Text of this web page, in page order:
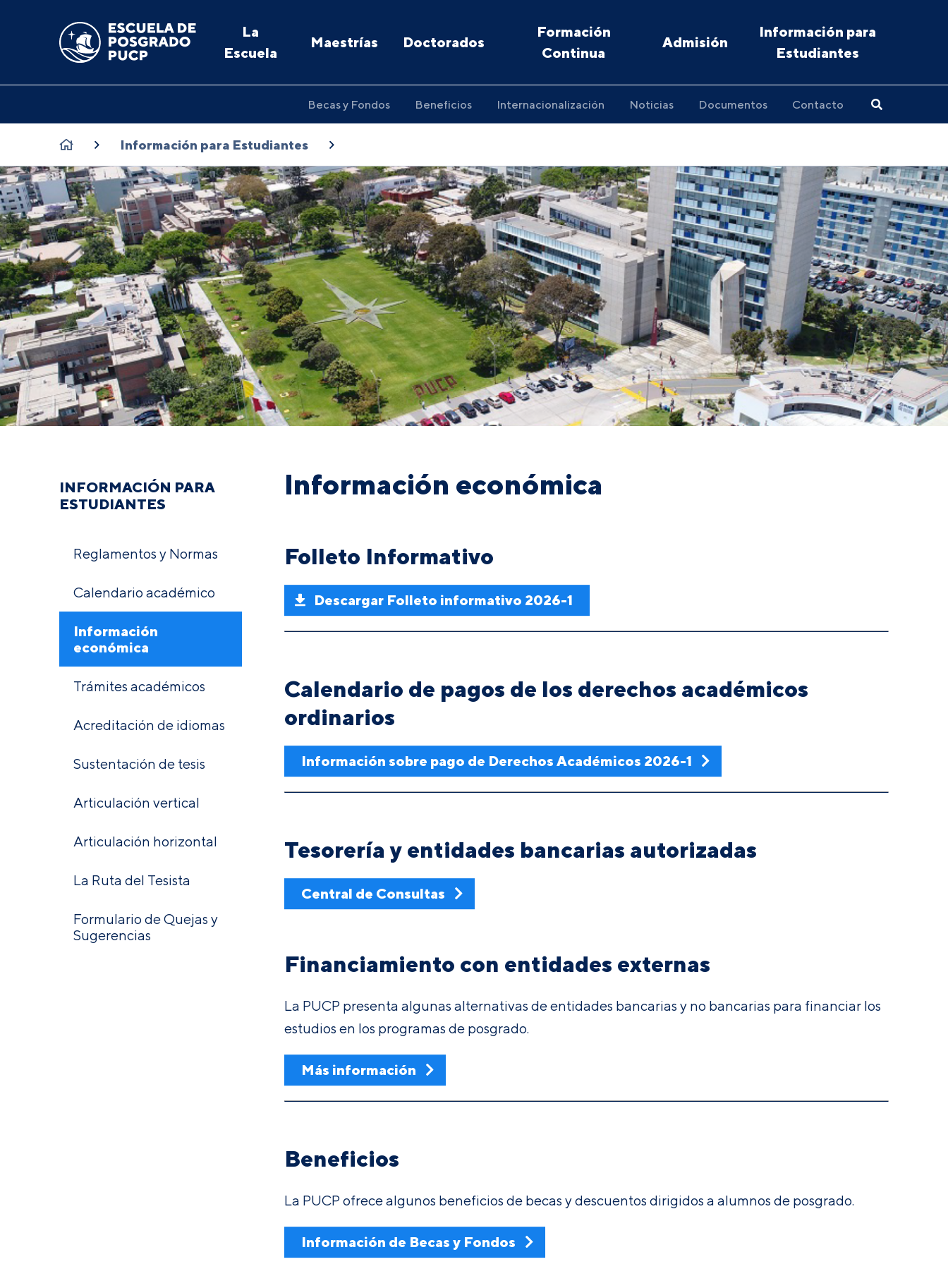
La
Escuela
Maestrías Doctorados
Formación
Continua
Admisión
Información para
Estudiantes
Becas y Fondos Beneficios Internacionalización Noticias Documentos Contacto
Información para Estudiantes
INFORMACIÓN PARA
ESTUDIANTES
Reglamentos y Normas
Calendario académico
Información
económica
Trámites académicos
Acreditación de idiomas
Sustentación de tesis
Articulación vertical
Articulación horizontal
La Ruta del Tesista
Formulario de Quejas y
Sugerencias
Información económica
Folleto Informativo
Descargar Folleto informativo 2026-1
Calendario de pagos de los derechos académicos
ordinarios
Información sobre pago de Derechos Académicos 2026-1
Tesorería y entidades bancarias autorizadas
Central de Consultas
Financiamiento con entidades externas
La PUCP presenta algunas alternativas de entidades bancarias y no bancarias para financiar los
estudios en los programas de posgrado.
Más información
Beneficios
La PUCP ofrece algunos beneficios de becas y descuentos dirigidos a alumnos de posgrado.
Información de Becas y Fondos